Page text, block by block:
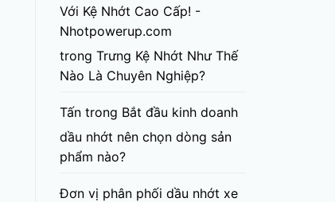
Với Kệ Nhớt Cao Cấp! -
Nhotpowerup.com
trong Trưng Kệ Nhớt Như Thế
Nào Là Chuyên Nghiệp?
Tấn trong Bắt đầu kinh doanh
dầu nhớt nên chọn dòng sản
phẩm nào?
Đơn vị phân phối dầu nhớt xe